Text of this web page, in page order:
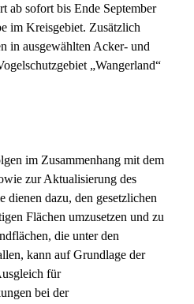
ab sofort bis Ende September
im Kreisgebiet. Zusätzlich
in ausgewählten Acker- und
„Wangerland“
im Zusammenhang mit dem
zur Aktualisierung des
dienen dazu, den gesetzlichen
Flächen umzusetzen und zu
die unter den
kann auf Grundlage der
für
bei der